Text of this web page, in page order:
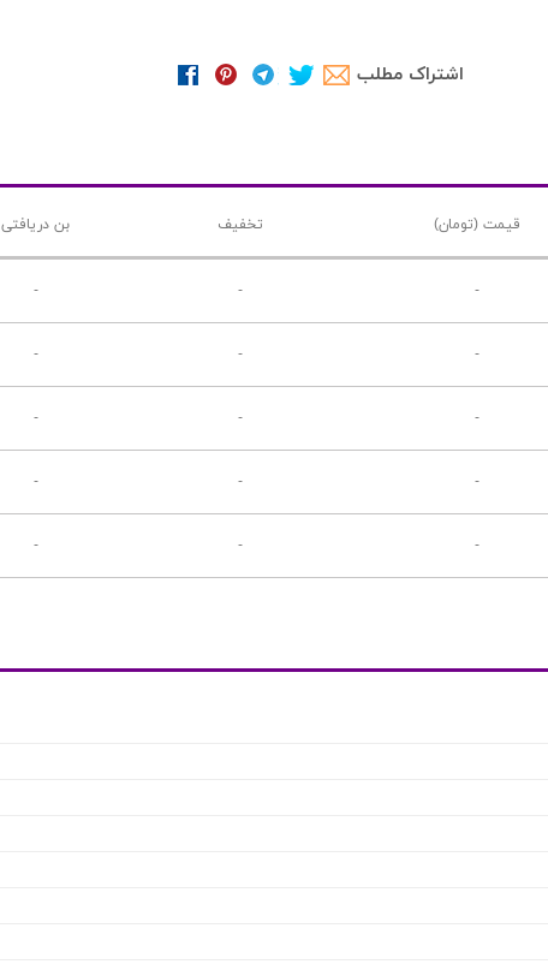
اشتراک مطلب
قیمت (تومان) تخفیف بن دریافتی
-
-
-
-
-
-
-
-
-
-
-
-
-
-
-